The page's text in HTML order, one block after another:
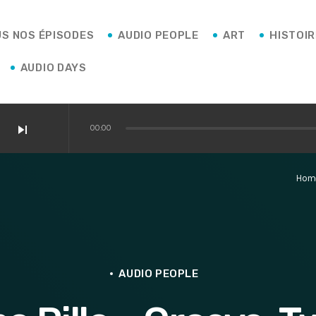
NOS ÉPISODES AUDIO PEOPLE ART
AUDIO DAYS
skip_next 00:00
AUDIO PEOPLE